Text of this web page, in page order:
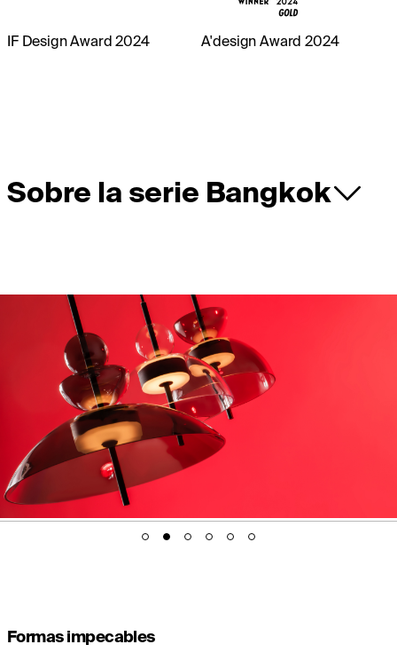
IF Design Award 2024 A'design Award 2024
Sobre la serie Bangkok
Formas impecables